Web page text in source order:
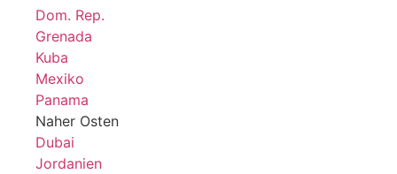
Dom. Rep.
Grenada
Kuba
Mexiko
Panama
Naher Osten
Dubai
Jordanien